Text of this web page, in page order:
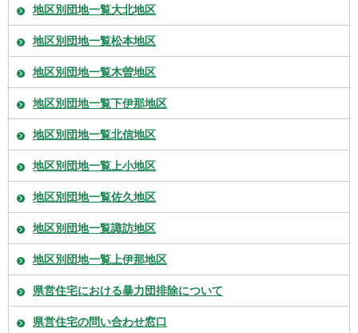
地区別団地一覧大北地区
地区別団地一覧松本地区
地区別団地一覧木曽地区
地区別団地一覧下伊那地区
地区別団地一覧北信地区
地区別団地一覧上小地区
地区別団地一覧佐久地区
地区別団地一覧諏訪地区
地区別団地一覧上伊那地区
県営住宅における暴力団排除について
県営住宅の問い合わせ窓口